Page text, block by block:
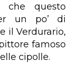
che questo
un po’ di
il Verdurario,
famoso
cipolle.